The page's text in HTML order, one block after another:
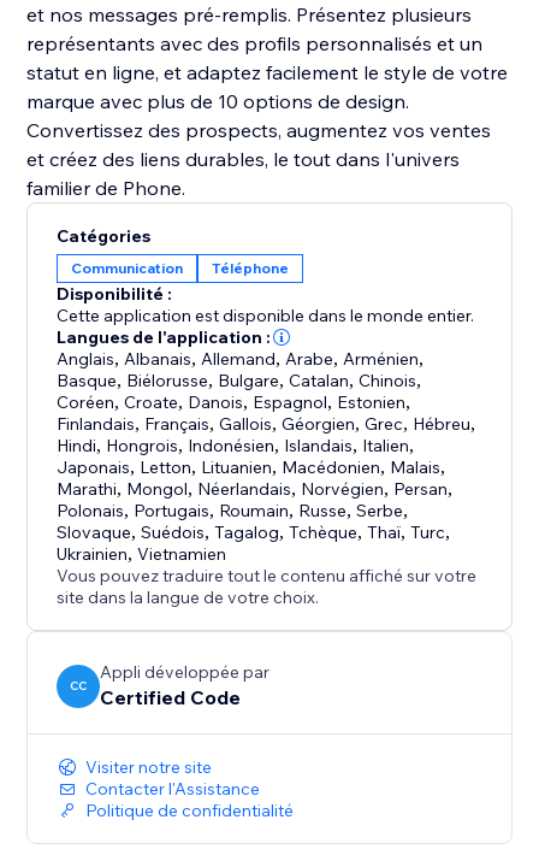
et nos messages pré-remplis. Présentez plusieurs
représentants avec des profils personnalisés et un
statut en ligne, et adaptez facilement le style de votre
marque avec plus de 10 options de design.
Convertissez des prospects, augmentez vos ventes
et créez des liens durables, le tout dans l'univers
familier de Phone.
Catégories
Communication Téléphone
Disponibilité :
Cette application est disponible dans le monde entier.
Langues de l'application :
Anglais, Albanais, Allemand, Arabe, Arménien,
Basque, Biélorusse, Bulgare,Catalan,Chinois,
Coréen,Croate, Danois, Espagnol, Estonien,
Finlandais, Français,Gallois,Géorgien,Grec, Hébreu,
Hindi, Hongrois, Indonésien, Islandais, Italien,
Japonais, Letton, Lituanien, Macédonien, Malais,
Marathi, Mongol, Néerlandais, Norvégien, Persan,
Polonais, Portugais, Roumain, Russe,Serbe,
Slovaque,Suédois,Tagalog,Tchèque,Thaï,Turc,
Ukrainien,Vietnamien
Vous pouvez traduire tout le contenu affiché sur votre
site dans la langue de votre choix.
CC
Appli développée par
Certified Code
Visiter notre site
Contacter l'Assistance
Politique de confidentialité